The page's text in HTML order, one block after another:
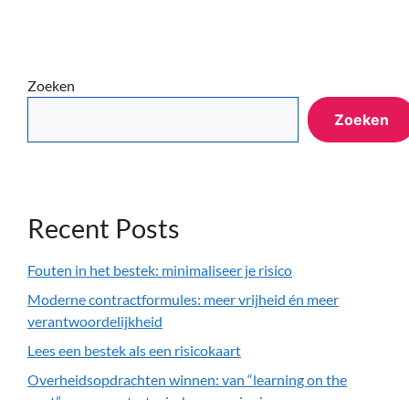
Zoeken
Zoeken
Recent Posts
Fouten in het bestek: minimaliseer je risico
Moderne contractformules: meer vrijheid én meer
verantwoordelijkheid
Lees een bestek als een risicokaart
Overheidsopdrachten winnen: van “learning on the